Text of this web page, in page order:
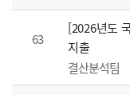
63
[2026년도
지출
결산분석팀